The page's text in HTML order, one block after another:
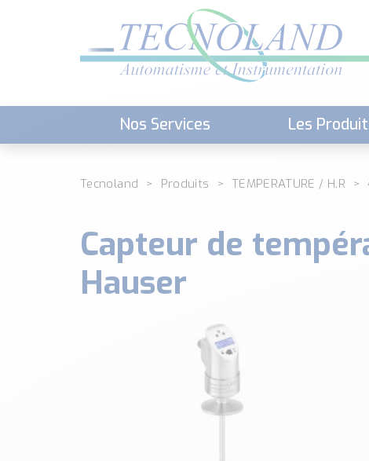
Nos Services Les
Tecnoland Produits TEMPERATURE / H.R
Capteur de
Hauser